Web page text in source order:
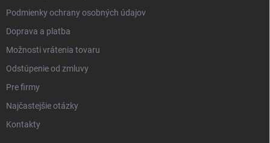
Podmienky ochrany osobných údajov
Doprava a platba
Možnosti vrátenia tovaru
Odstúpenie od zmluvy
Pre firmy
Najčastejšie otázky
Kontakty